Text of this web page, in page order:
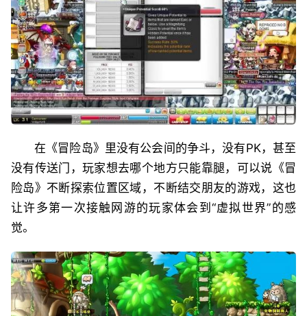
在《冒险岛》里没有公会间的争斗，没有PK，甚至
没有传送门，玩家想去哪个地方只能靠腿，可以说《冒
险岛》不断探索位置区域，不断结交朋友的游戏，这也
让许多第一次接触网游的玩家体会到“虚拟世界”的感
觉。